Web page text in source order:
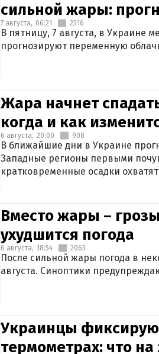
сильной жары:
7 августа, 06:21 2316
В пятницу, 7 августа, в Украине
прогнозируют переменную
Жара начнет
когда и как
6 августа, 20:00 908
В ближайшие дни в Украине
Западные регионы первыми
кратковременные осадки
Вместо жары –
ухудшится погода
6 августа, 18:54 2063
После сильной жары погода в
августа. Синоптики
Украинцы
термометрах: что на